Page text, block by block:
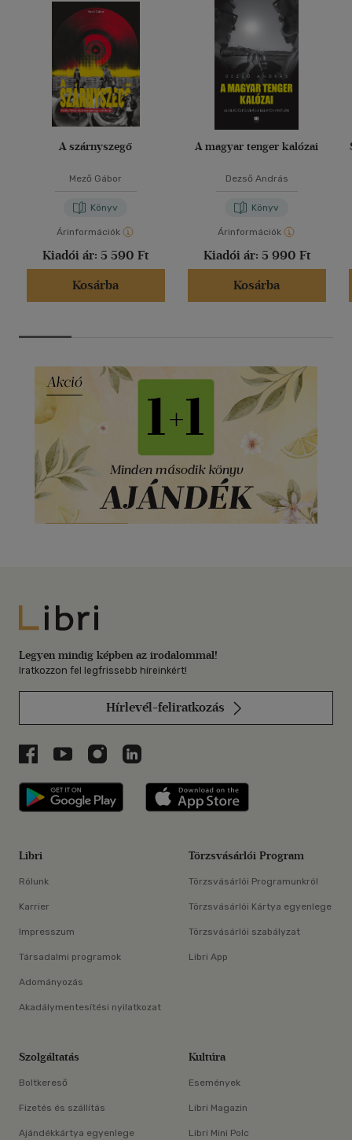
A szárnyszegő
Mező Gábor
Könyv
Árinformációk
Kiadói ár: 5 590 Ft
Kosárba
A magyar tenger kalózai
Dezső András
Könyv
Árinformációk
Kiadói ár: 5 990 Ft
Kosárba
Libri
Legyen mindig képben az irodalommal!
Iratkozzon fel legfrissebb híreinkért!
Hírlevél-feliratkozás
Libri a Facebookon
Libri a Youtube-on
Libri az Instagramon
Libri a LinkedInen
Libri applikáció Szerezd meg: Google
Libri
Rólunk
Karrier
Impresszum
Társadalmi programok
Adományozás
Akadálymentesítési nyilatkozat
Törzsvásárlói Program
Törzsvásárlói Programunkról
Törzsvásárlói Kártya egyenlege
Törzsvásárlói szabályzat
Libri App
Szolgáltatás
Boltkereső
Fizetés és szállítás
Ajándékkártya egyenlege
Kultúra
Események
Libri Magazin
Libri Mini Polc